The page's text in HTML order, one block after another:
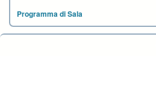
Programma di Sala